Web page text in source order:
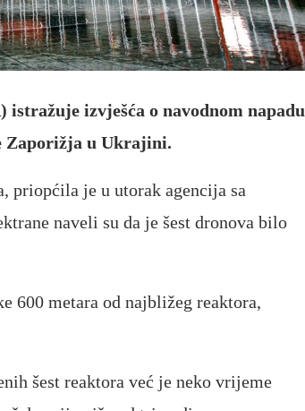
izvješća o navodnom napadu
Zaporižja u Ukrajini.
priopćila je u utorak agencija sa
naveli su da je šest dronova bilo
600 metara od najbližeg reaktora,
šest reaktora već je neko vrijeme